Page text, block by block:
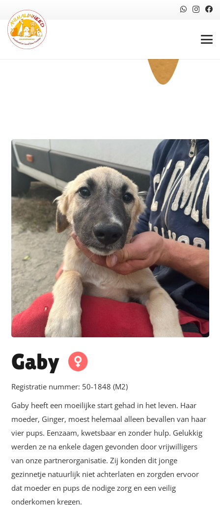
Gaby
Registratie nummer: 50-1848 (M2)
Gaby heeft een moeilijke start gehad in het leven. Haar
moeder, Ginger, moest helemaal alleen bevallen van haar
vier pups. Eenzaam, kwetsbaar en zonder hulp. Gelukkig
werden ze na enkele dagen gevonden door vrijwilligers
van onze partnerorganisatie. Zij konden dit jonge
gezinnetje natuurlijk niet achterlaten en zorgden ervoor
dat moeder en pups de nodige zorg en een veilig
onderkomen kregen.